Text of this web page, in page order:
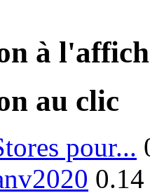
à
au clic
pour...